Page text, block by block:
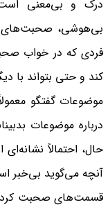
درک و بی‌معنی
بی‌هوشی، صحبت‌های
فردی که در خواب
کند و حتی بتواند با
موضوعات گفتگو
درباره موضوعات
حال، احتمالاً
آنچه می‌گوید بی‌خبر